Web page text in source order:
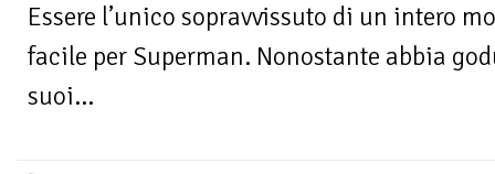
Essere l’unico sopravvissuto di un intero
facile per Superman. Nonostante abbia
suoi...